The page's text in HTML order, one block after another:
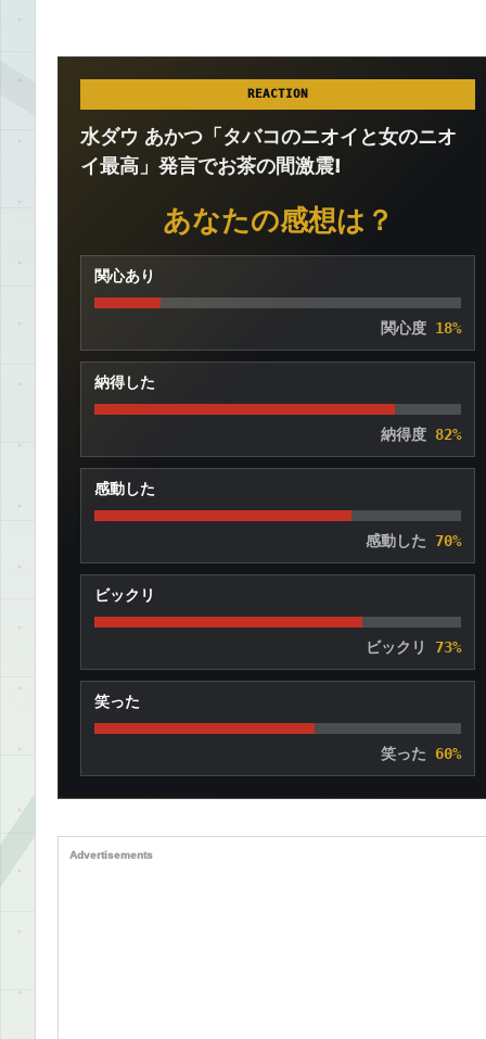
REACTION
水ダウ あかつ「タバコのニオイと女のニオ
イ最高」発言でお茶の間激震!
あなたの感想は？
関心あり
関心度 18%
納得した
納得度 82%
感動した
感動した 70%
ビックリ
ビックリ 73%
笑った
笑った 60%
Advertisements